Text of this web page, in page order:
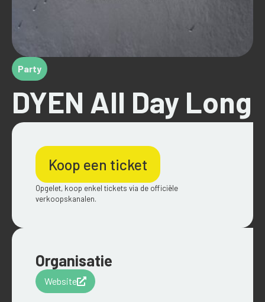
Party
DYEN All Day Long
Koop een ticket
Opgelet, koop enkel tickets via de officiële
verkoopskanalen.
Organisatie
Website